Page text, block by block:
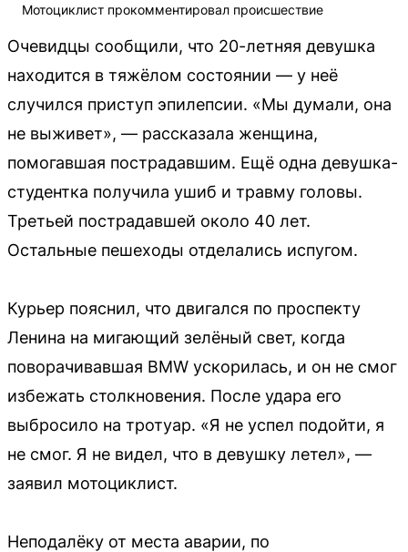
Мотоциклист прокомментировал происшествие
Очевидцы сообщили, что 20-летняя девушка
находится в тяжёлом состоянии — у неё
случился приступ эпилепсии. «Мы думали, она
не выживет», — рассказала женщина,
помогавшая пострадавшим. Ещё одна девушка-
студентка получила ушиб и травму головы.
Третьей пострадавшей около 40 лет.
Остальные пешеходы отделались испугом.
Курьер пояснил, что двигался по проспекту
Ленина на мигающий зелёный свет, когда
поворачивавшая BMW ускорилась, и он не смог
избежать столкновения. После удара его
выбросило на тротуар. «Я не успел подойти, я
не смог. Я не видел, что в девушку летел», —
заявил мотоциклист.
Неподалёку от места аварии, по